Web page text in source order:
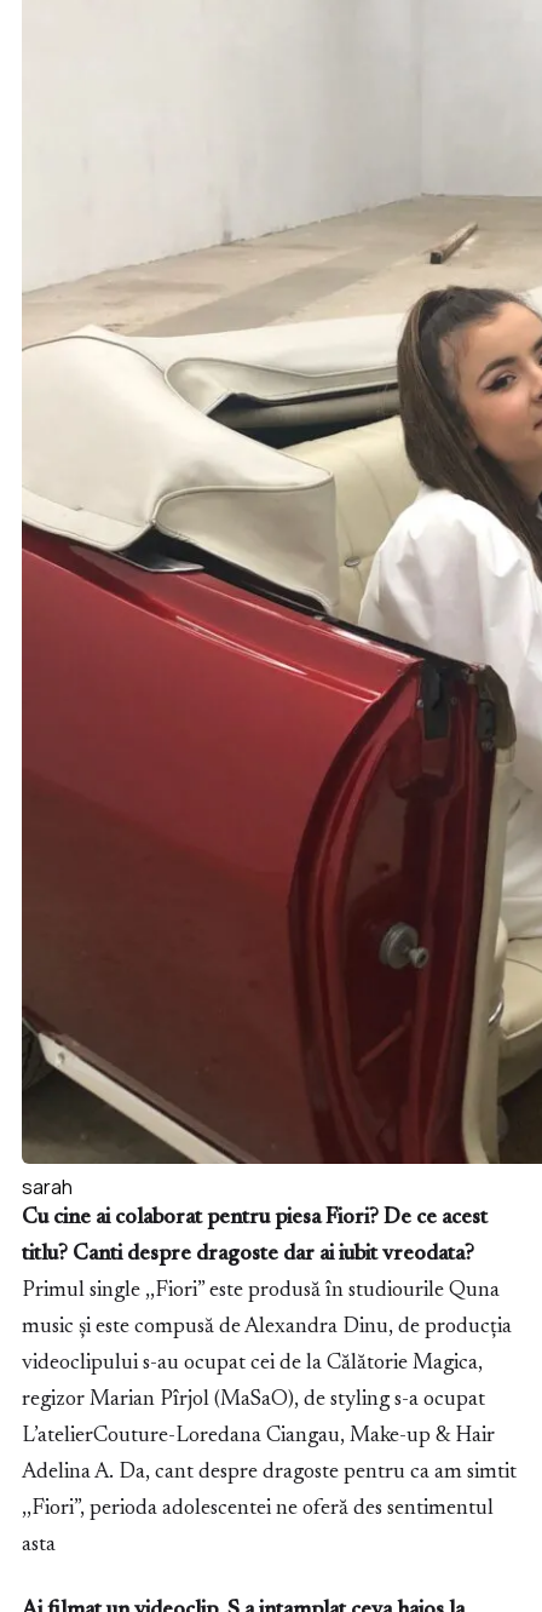
sarah
Cu cine ai colaborat pentru piesa Fiori? De ce acest
titlu? Canti despre dragoste dar ai iubit vreodata?
Primul single ,,Fiori” este produsă în studiourile Quna
music și este compusă de Alexandra Dinu, de producția
videoclipului s-au ocupat cei de la Călătorie Magica,
regizor Marian Pîrjol (MaSaO), de styling s-a ocupat
L’atelierCouture-Loredana Ciangau, Make-up & Hair
Adelina A. Da, cant despre dragoste pentru ca am simtit
,,Fiori”, perioda adolescentei ne oferă des sentimentul
asta